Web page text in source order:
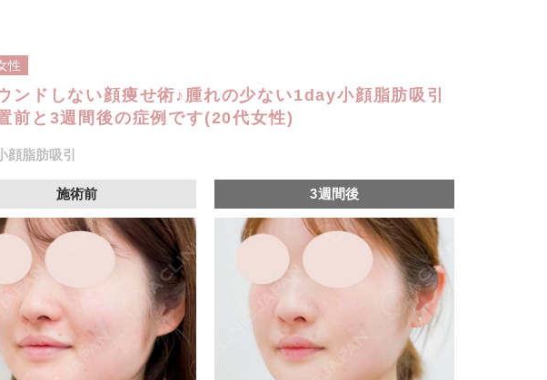
性
ンドしない顔痩せ術♪腫れの少ない1day小顔脂肪吸引
前と3週間後の症例です(20代女性)
顔脂肪吸引
施術前 3週間後